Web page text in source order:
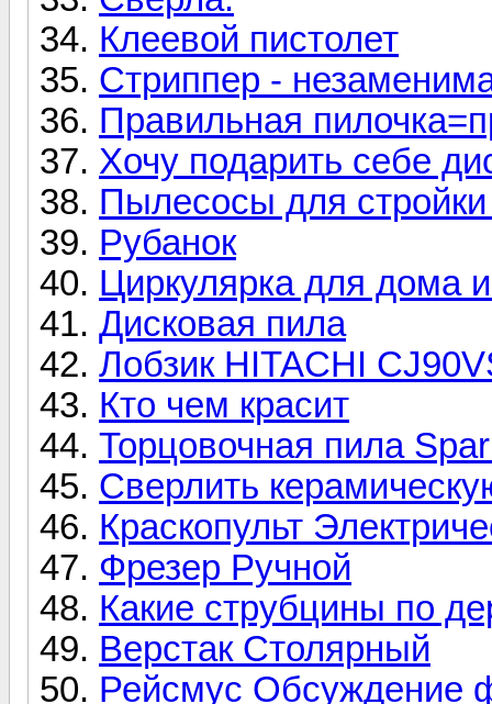
Клеевой пистолет
Стриппер -
Правильная
Хочу подарить себе
Пылесосы для
Рубанок
Циркулярка для дома
Дисковая пила
Лобзик HITACHI
Кто чем красит
Торцовочная пила
Сверлить
Краскопульт
Фрезер Ручной
Какие струбцины по
Верстак Столярный
Рейсмус Обсуждение